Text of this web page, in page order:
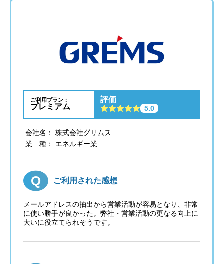
ご利用プラン：
プレミアム
評価
5.0
会社名： 株式会社グリムス
業 種： エネルギー業
ご利用された感想
メールアドレスの抽出から営業活動が容易となり、非常
に使い勝手が良かった。弊社・営業活動の更なる向上に
大いに役立てられそうです。